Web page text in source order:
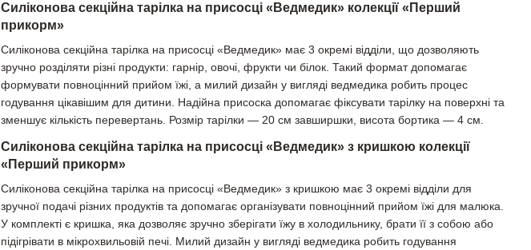
Силіконова секційна тарілка на присосці «Ведмедик» колекції «Перший
прикорм»
Силіконова секційна тарілка на присосці «Ведмедик» має 3 окремі відділи, що дозволяють
зручно розділяти різні продукти: гарнір, овочі, фрукти чи білок. Такий формат допомагає
формувати повноцінний прийом їжі, а милий дизайн у вигляді ведмедика робить процес
годування цікавішим для дитини. Надійна присоска допомагає фіксувати тарілку на поверхні та
зменшує кількість перевертань. Розмір тарілки — 20 см завширшки, висота бортика — 4 см.
Силіконова секційна тарілка на присосці «Ведмедик» з кришкою колекції
«Перший прикорм»
Силіконова секційна тарілка на присосці «Ведмедик» з кришкою має 3 окремі відділи для
зручної подачі різних продуктів та допомагає організувати повноцінний прийом їжі для малюка.
У комплекті є кришка, яка дозволяє зручно зберігати їжу в холодильнику, брати її з собою або
підігрівати в мікрохвильовій печі. Милий дизайн у вигляді ведмедика робить годування